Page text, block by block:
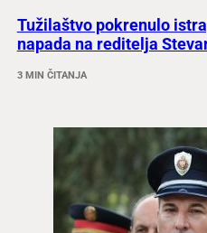
Tužilaštvo pokrenulo
napada na reditelja
3 MIN ČITANJA